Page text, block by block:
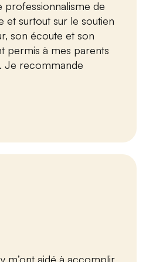
de
et surtout sur le soutien
son écoute et son
permis à mes parents
Je recommande
m’ont aidé à accomplir